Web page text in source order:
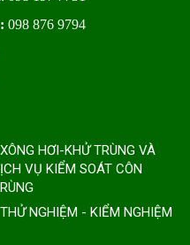
098 876 9794
NGHIỆM - KIỂM NGHIỆM
HƠI-KHỬ TRÙNG VÀ
VỤ KIỂM SOÁT CÔN